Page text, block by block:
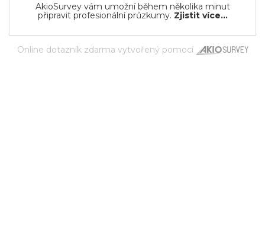
AkioSurvey vám umožní během několika minut
připravit profesionální průzkumy. Zjistit více...
Online dotazník zdarma vytvořený pomocí